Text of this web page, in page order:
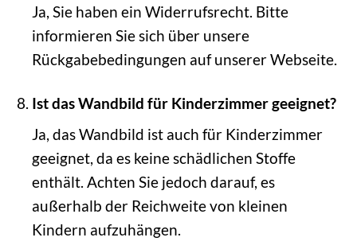
Ja, Sie haben ein Widerrufsrecht. Bitte
informieren Sie sich über unsere
Rückgabebedingungen auf unserer Webseite.
Ist das Wandbild für Kinderzimmer geeignet?
Ja, das Wandbild ist auch für Kinderzimmer
geeignet, da es keine schädlichen Stoffe
enthält. Achten Sie jedoch darauf, es
außerhalb der Reichweite von kleinen
Kindern aufzuhängen.